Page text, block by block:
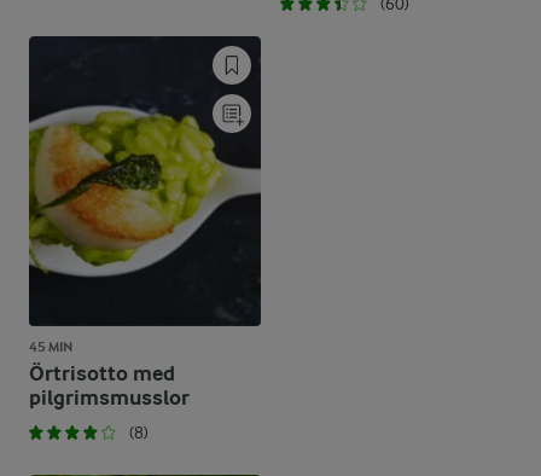
45 MIN
Örtrisotto med
pilgrimsmusslor
(8)